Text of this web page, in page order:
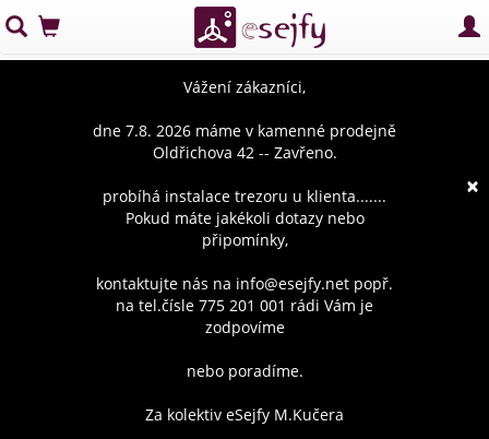
×
Vážení zákazníci,
dne 7.8. 2026 máme v kamenné prodejně
Oldřichova 42 -- Zavřeno.
probíhá instalace trezoru u klienta.......
Pokud máte jakékoli dotazy nebo
připomínky,
kontaktujte nás na info@esejfy.net popř.
na tel.čísle 775 201 001 rádi Vám je
zodpovíme
nebo poradíme.
Za kolektiv eSejfy M.Kučera